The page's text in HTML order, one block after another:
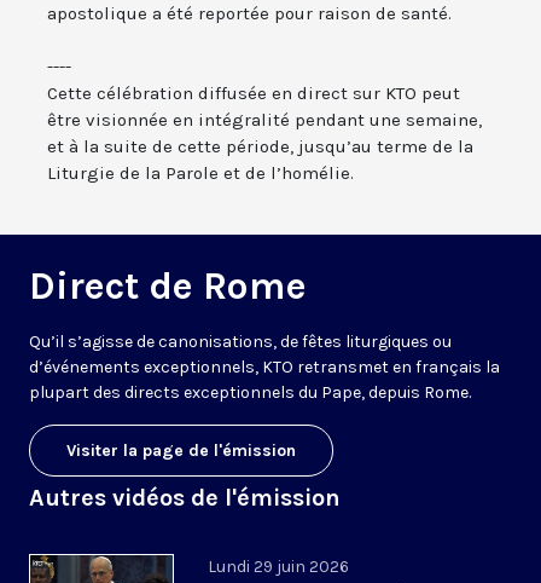
apostolique a été reportée pour raison de santé.
----
Cette célébration diffusée en direct sur KTO peut
être visionnée en intégralité pendant une semaine,
et à la suite de cette période, jusqu’au terme de la
Liturgie de la Parole et de l’homélie.
Direct de Rome
Qu’il s’agisse de canonisations, de fêtes liturgiques ou
d’événements exceptionnels, KTO retransmet en français la
plupart des directs exceptionnels du Pape, depuis Rome.
Visiter la page de l'émission
Autres vidéos de l'émission
Lundi 29 juin 2026